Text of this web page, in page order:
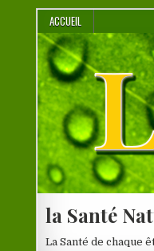
ACCUEIL
la Santé
La Santé de chaque